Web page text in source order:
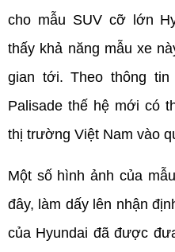
cho mẫu SUV cỡ lớn
thấy khả năng mẫu xe
gian tới. Theo thông
Palisade thế hệ mới có
thị trường Việt Nam vào
Một số hình ảnh của
đây, làm dấy lên nhận
của Hyundai đã được